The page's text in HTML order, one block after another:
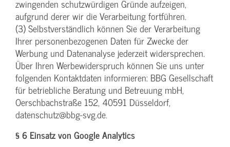
zwingenden schutzwürdigen Gründe aufzeigen,
aufgrund derer wir die Verarbeitung fortführen.
(3) Selbstverständlich können Sie der Verarbeitung
Ihrer personenbezogenen Daten für Zwecke der
Werbung und Datenanalyse jederzeit widersprechen.
Über Ihren Werbewiderspruch können Sie uns unter
folgenden Kontaktdaten informieren: BBG Gesellschaft
für betriebliche Beratung und Betreuung mbH,
Oerschbachstraße 152, 40591 Düsseldorf,
datenschutz@bbg-svg.de.
§ 6 Einsatz von Google Analytics